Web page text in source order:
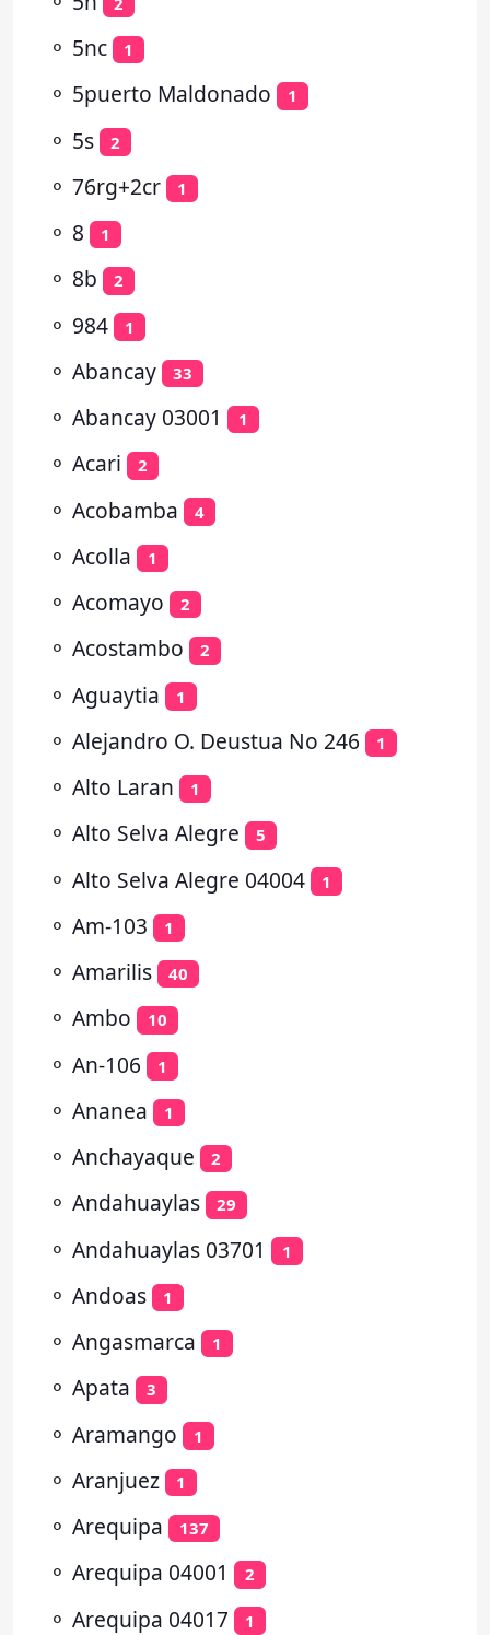
⚬ 5nc 1
⚬ 5puerto Maldonado 1
⚬ 5s 2
⚬ 76rg+2cr 1
⚬ 8 1
⚬ 8b 2
⚬ 984 1
⚬ Abancay 33
⚬ Abancay 03001 1
⚬ Acari 2
⚬ Acobamba 4
⚬ Acolla 1
⚬ Acomayo 2
⚬ Acostambo 2
⚬ Aguaytia 1
⚬ Alejandro O. Deustua No 246 1
⚬ Alto Laran 1
⚬ Alto Selva Alegre 5
⚬ Alto Selva Alegre 04004 1
⚬ Am-103 1
⚬ Amarilis 40
⚬ Ambo 10
⚬ An-106 1
⚬ Ananea 1
⚬ Anchayaque 2
⚬ Andahuaylas 29
⚬ Andahuaylas 03701 1
⚬ Andoas 1
⚬ Angasmarca 1
⚬ Apata 3
⚬ Aramango 1
⚬ Aranjuez 1
⚬ Arequipa 137
⚬ Arequipa 04001 2
⚬ Arequipa 04017 1